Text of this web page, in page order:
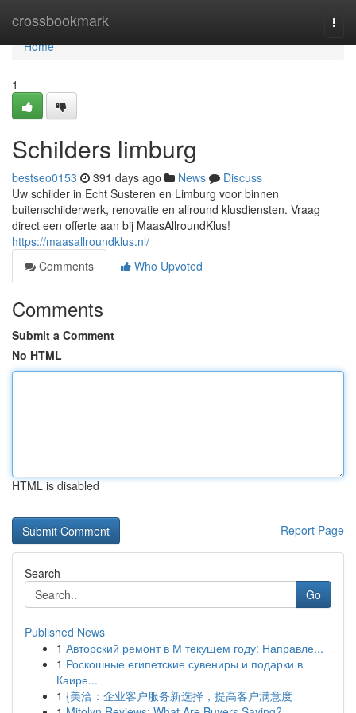
crossbookmark
Home
Home
1
Schilders limburg
bestseo0153 391 days ago News
Discuss
Uw schilder in Echt Susteren en Limburg voor binnen
buitenschilderwerk, renovatie en allround klusdiensten. Vraag
direct een offerte aan bij MaasAllroundKlus!
https://maasallroundklus.nl/
Comments
Who Upvoted
Comments
Submit a Comment
No HTML
HTML is disabled
Report Page
Search
Go
Published News
1 Авторский ремонт в М текущем году: Направле...
1 Роскошные египетские сувениры и подарки в
Каире...
1 {美洽：企业客户服务新选择，提高客户满意度